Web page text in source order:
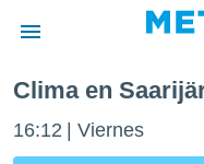
de
Clima en
16:12 Viernes